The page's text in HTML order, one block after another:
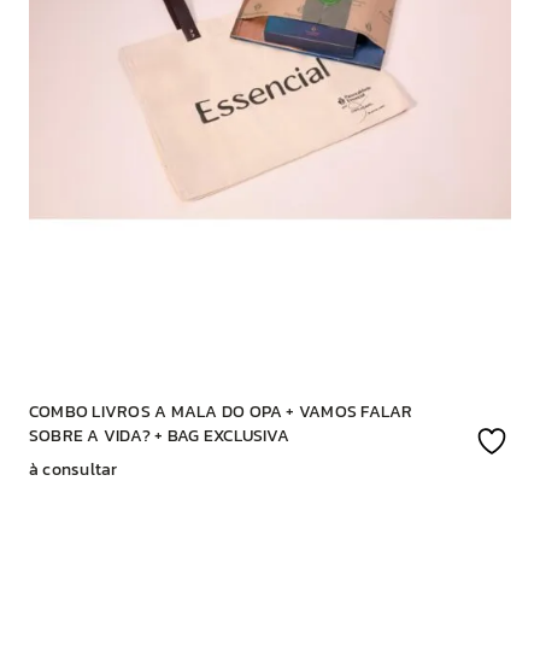
COMBO LIVROS A MALA DO OPA + VAMOS FALAR
SOBRE A VIDA? + BAG EXCLUSIVA
à consultar